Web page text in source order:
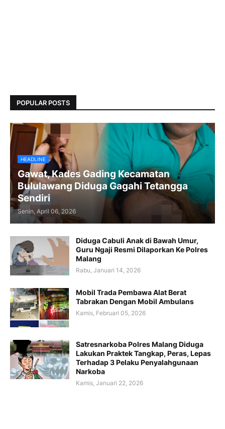
POPULAR POSTS
HEADLINE
Gawat, Kades Gading Kecamatan
Bululawang Diduga Gagahi Tetangga
Sendiri
Senin, April 06, 2026
Diduga Cabuli Anak di Bawah Umur,
Guru Ngaji Resmi Dilaporkan Ke Polres
Malang
Rabu, Januari 14, 2026
Mobil Trada Pembawa Alat Berat
Tabrakan Dengan Mobil Ambulans
Kamis, Februari 05, 2026
Satresnarkoba Polres Malang Diduga
Lakukan Praktek Tangkap, Peras, Lepas
Terhadap 3 Pelaku Penyalahgunaan
Narkoba
Kamis, Januari 22, 2026